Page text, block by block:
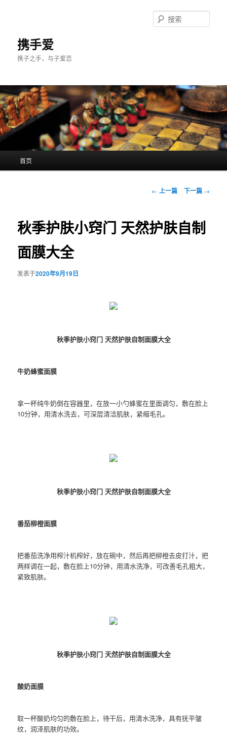
携手爱
携子之手，与子爱恋
索
首页
文
航
← 上一篇 下一篇 →
秋季护肤小窍门 天然护肤自制
面膜大全
发表于2020年9月19日
秋季护肤小窍门 天然护肤自制面膜大全
牛奶蜂蜜面膜
拿一杯纯牛奶倒在容器里，在放一小勺蜂蜜在里面调匀，敷在脸上
10分钟，用清水洗去，可深层清洁肌肤，紧缩毛孔。
秋季护肤小窍门 天然护肤自制面膜大全
番茄柳橙面膜
把番茄洗净用榨汁机榨好，放在碗中，然后再把柳橙去皮打汁，把
两样调在一起，敷在脸上10分钟，用清水洗净，可改善毛孔粗大，
紧致肌肤。
秋季护肤小窍门 天然护肤自制面膜大全
酸奶面膜
取一杯酸奶均匀的敷在脸上，待干后，用清水洗净，具有抚平皱
纹，润泽肌肤的功效。